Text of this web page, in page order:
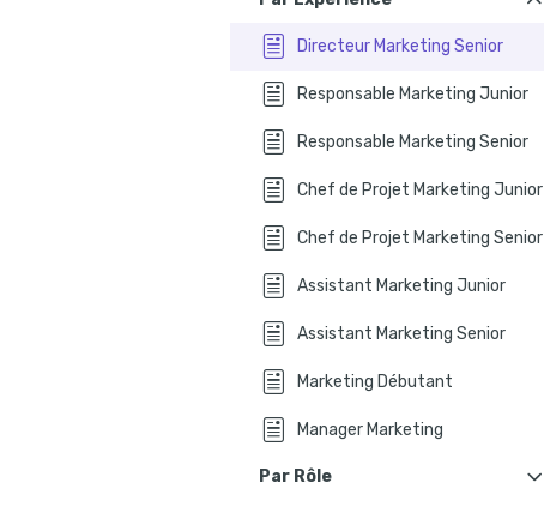
Directeur Marketing Senior
Responsable Marketing Junior
Responsable Marketing Senior
Chef de Projet Marketing Junior
Chef de Projet Marketing Senior
Assistant Marketing Junior
Assistant Marketing Senior
Marketing Débutant
Manager Marketing
Par Rôle